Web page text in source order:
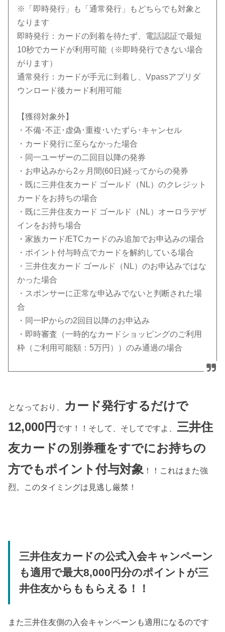
※「即時発行」も「通常発行」もどちらでも対象と
なります
即時発行：カードの到着を待たず、電話認証で最短
10秒でカードが利用可能（※即時発行できない場合
がります）
通常発行：カードが手元に到着し、Vpassアプリダ
ウンロード後カード利用可能
【獲得対象外】
・不備･不正･虚偽･重複･いたずら･キャンセル
・カード発行に至らなかった場合
・同一ユーザーの二回目以降の発券
・お申込みから2ヶ月間(60日)経ってからの発券
・既に三井住友カード ゴールド（NL）のクレジット
カードをお持ちの場合
・既に三井住友カード ゴールド（NL）オーロラデザ
インをお持ち場合
・家族カード/ETCカードのみ追加でお申込みの場合
・ポイント付与時点でカードを解約している場合
・三井住友カード ゴールド（NL）のお申込みではな
かった場合
・スポンサーに正常な申込みでないと判断された場
合
・同一IPからの2回目以降のお申込み
・即時審査（一時的なカードショッピングのご利用
枠（ご利用可能額：5万円））のみ通過の場合
となっており、
カード発行するだけで
12,000円 です！！そして、そしてですよ、三井住
友カードの別券種をすでにお持ちの
方でもポイント付与対象 ！！これはまた強
烈。このタイミングは見逃し厳禁！
三井住友カードの公式入会キャンペーン
も適用で最大8,000円分のポイントが三
井住友からももらえる！！
また三井住友側の入会キャンペーンも適用になるのです